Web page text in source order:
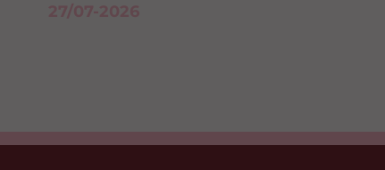
27/07-2026